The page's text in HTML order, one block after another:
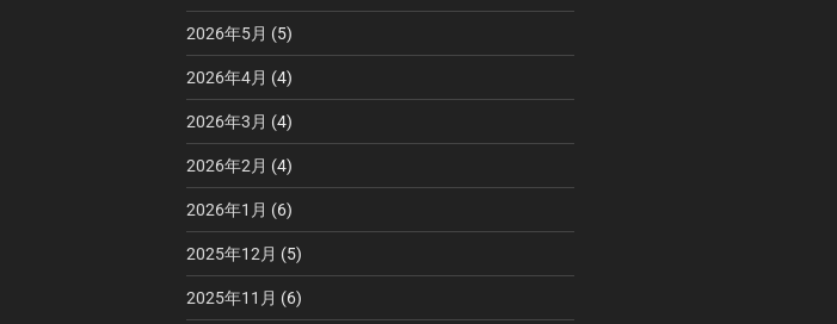
2026年5月 (5)
2026年4月 (4)
2026年3月 (4)
2026年2月 (4)
2026年1月 (6)
2025年12月 (5)
2025年11月 (6)